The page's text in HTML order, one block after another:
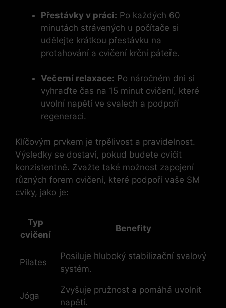
Přestávky v práci: Po každých 60
minutách strávených u počítače si
udělejte krátkou přestávku na
protahování a cvičení krční páteře.
Večerní‍ relaxace: ⁣Po náročném dni si
vyhraďte‍ čas na 15 minut​ cvičení,‍ které‌
uvolní napětí ve svalech a‌ podpoří
regeneraci.
Klíčovým prvkem ‍je trpělivost ⁤a pravidelnost.
Výsledky se ‌dostaví, pokud budete cvičit⁤
konzistentně. Zvažte také možnost zapojení
⁤různých⁢ forem cvičení, ⁤které podpoří vaše SM
cviky, ​jako je:
Typ
cvičení
Benefity
Pilates
Posiluje⁢ hluboký‌ stabilizační svalový
systém.
Jóga
Zvyšuje pružnost ⁤a pomáhá uvolnit
napětí.